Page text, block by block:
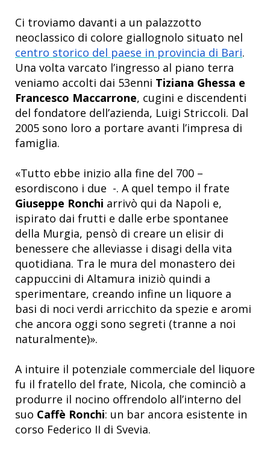
Ci troviamo davanti a un palazzotto
neoclassico di colore giallognolo situato nel
centro storico del paese in provincia di Bari.
Una volta varcato l’ingresso al piano terra
veniamo accolti dai 53enni Tiziana Ghessa e
Francesco Maccarrone, cugini e discendenti
del fondatore dell’azienda, Luigi Striccoli. Dal
2005 sono loro a portare avanti l’impresa di
famiglia.
«Tutto ebbe inizio alla fine del 700 –
esordiscono i due -. A quel tempo il frate
Giuseppe Ronchi arrivò qui da Napoli e,
ispirato dai frutti e dalle erbe spontanee
della Murgia, pensò di creare un elisir di
benessere che alleviasse i disagi della vita
quotidiana. Tra le mura del monastero dei
cappuccini di Altamura iniziò quindi a
sperimentare, creando infine un liquore a
basi di noci verdi arricchito da spezie e aromi
che ancora oggi sono segreti (tranne a noi
naturalmente)».
A intuire il potenziale commerciale del liquore
fu il fratello del frate, Nicola, che cominciò a
produrre il nocino offrendolo all’interno del
suo Caffè Ronchi: un bar ancora esistente in
corso Federico II di Svevia.